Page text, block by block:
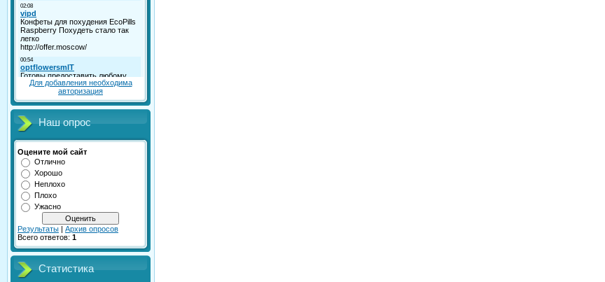
Для добавления необходима
авторизация
Наш опрос
Оцените мой сайт
Отлично
Хорошо
Неплохо
Плохо
Ужасно
Результаты | Архив опросов
Всего ответов: 1
Статистика